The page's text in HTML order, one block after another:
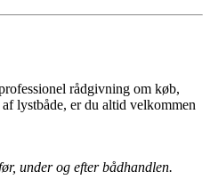
rådgivning om køb,
lystbåde, er du altid velkommen
under og efter bådhandlen.